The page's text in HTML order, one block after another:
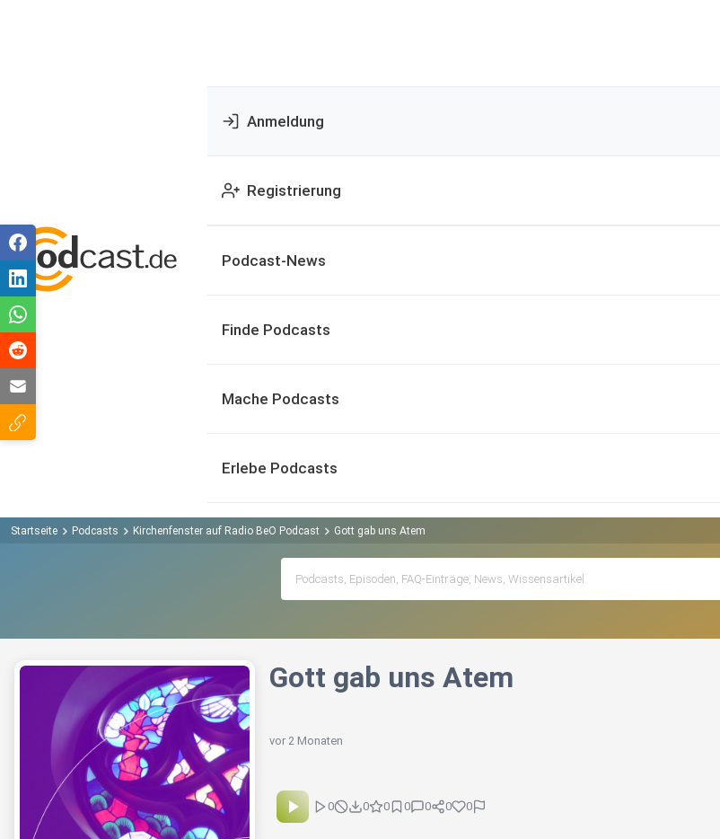
Anmeldung
Registrierung
Podcast-News
Finde Podcasts
Mache Podcasts
Erlebe Podcasts
Startseite Podcasts Kirchenfenster auf Radio BeO Podcast Gott gab uns Atem
Gott gab uns Atem
vor 2 Monaten
0 0 0 0 0 0 0